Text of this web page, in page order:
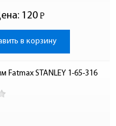
120 Р
-
в корзину
Fatmax STANLEY 1-65-316